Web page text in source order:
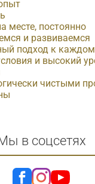
месте, постоянно
и развиваемся
подход к
и высокий
чистыми
в соцсетях